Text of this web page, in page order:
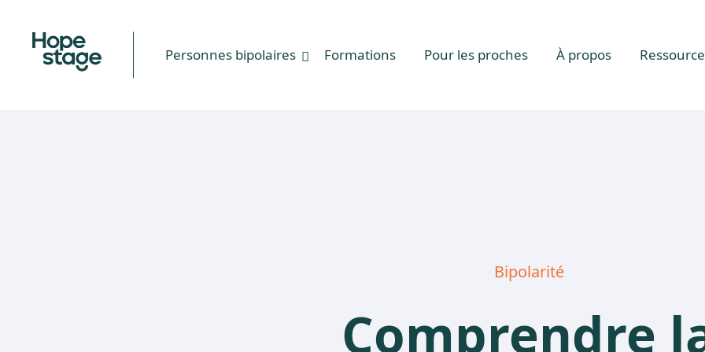
Personnes bipolaires Formations Pour les proches À propos
Bipolarité
Comprendre